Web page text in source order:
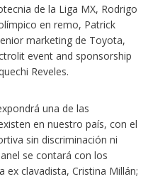
de la Liga MX, Rodrigo
en remo, Patrick
marketing de Toyota,
event and sponsorship
Reveles.
una de las
en nuestro país, con el
sin discriminación ni
se contará con los
ex clavadista, Cristina Millán;